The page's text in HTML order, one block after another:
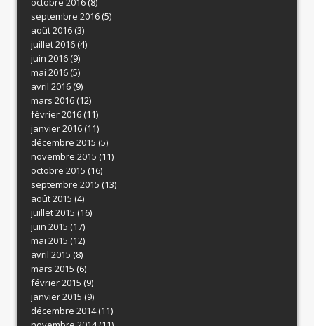
septembre 2016(5)
août 2016(3)
juillet 2016(4)
juin 2016(9)
mai 2016(5)
avril 2016(9)
mars 2016(12)
février 2016(11)
janvier 2016(11)
décembre 2015 (5)
novembre 2015 (11)
octobre 2015 (16)
septembre 2015 (13)
août 2015 (4)
juillet 2015 (16)
juin 2015 (17)
mai 2015 (12)
avril 2015 (8)
mars 2015 (6)
février 2015 (9)
janvier 2015 (9)
décembre 2014(11)